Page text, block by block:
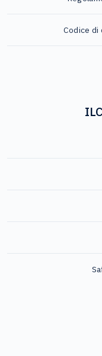
Codice di